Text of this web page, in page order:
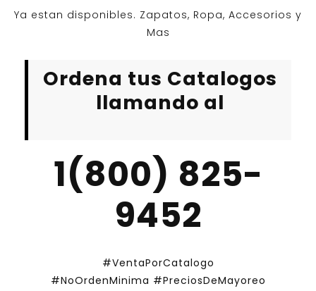
Ya estan disponibles. Zapatos, Ropa, Accesorios y
Mas
Ordena tus Catalogos
llamando al
1(800) 825-
9452
#VentaPorCatalogo
#NoOrdenMinima #PreciosDeMayoreo